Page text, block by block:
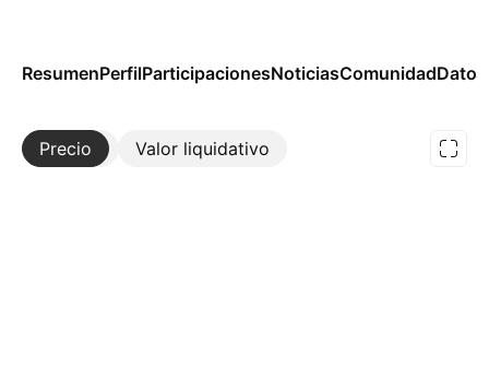
ResumenPerfilParticipacionesNoticiasComunidad
Precio Valor liquidativo
Más